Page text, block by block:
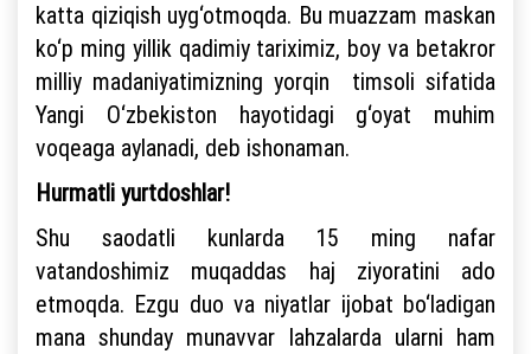
katta qiziqish uyg‘otmoqda. Bu muazzam maskan
ko‘p ming yillik qadimiy tariximiz, boy va betakror
milliy madaniyatimizning yorqin timsoli sifatida
Yangi O‘zbekiston hayotidagi g‘oyat muhim
voqeaga aylanadi, deb ishonaman.
Hurmatli yurtdoshlar!
Shu saodatli kunlarda 15 ming nafar
vatandoshimiz muqaddas haj ziyoratini ado
etmoqda. Ezgu duo va niyatlar ijobat bo‘ladigan
mana shunday munavvar lahzalarda ularni ham